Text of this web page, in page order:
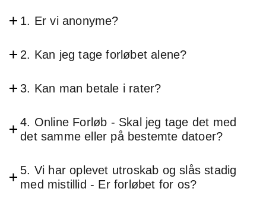
1. Er vi anonyme?
2. Kan jeg tage forløbet alene?
3. Kan man betale i rater?
4. Online Forløb - Skal jeg tage det med
det samme eller på bestemte datoer?
5. Vi har oplevet utroskab og slås stadig
med mistillid - Er forløbet for os?